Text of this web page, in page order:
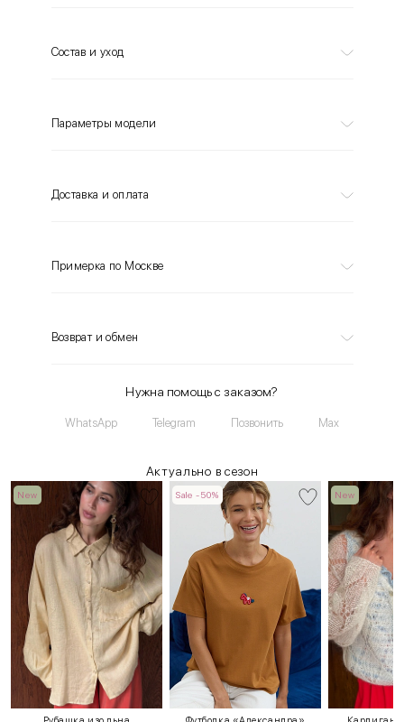
Состав и уход
Параметры модели
Доставка и оплата
Примерка по Москве
Возврат и обмен
Нужна помощь с заказом?
WhatsApp Telegram Позвонить Max
Актуально в сезон
New Sale -50% New